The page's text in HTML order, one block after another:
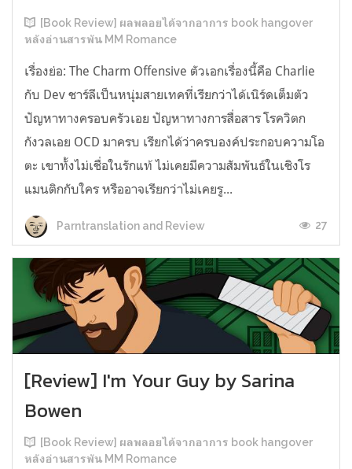
[Book Review] ผลพลอยได้จากอาการ book hangover
หลังอ่านสารพัน MM Romance
เรื่องย่อ: The Charm Offensive ตัวเอกเรื่องนี้คือ Charlie
กับ Dev ชาร์ลีเป็นหนุ่มสายเทคที่เรียกว่าได้เนิร์ดเต็มตัว
ปัญหาทางครอบครัวเอย ปัญหาทางการสื่อสาร โรควิตก
กังวลเอย OCD มาครบ เรียกได้ว่าครบองค์ประกอบความโอ
ตะ เขาทั้งไม่เชื่อในรักแท้ ไม่เคยมีความสัมพันธ์ในเชิงโร
แมนติกกับใคร หรืออาจเรียกว่าไม่เคยรู...
Parntranslation and Review 27
[Review] I'm Your Guy by Sarina
Bowen
[Book Review] ผลพลอยได้จากอาการ book hangover
หลังอ่านสารพัน MM Romance